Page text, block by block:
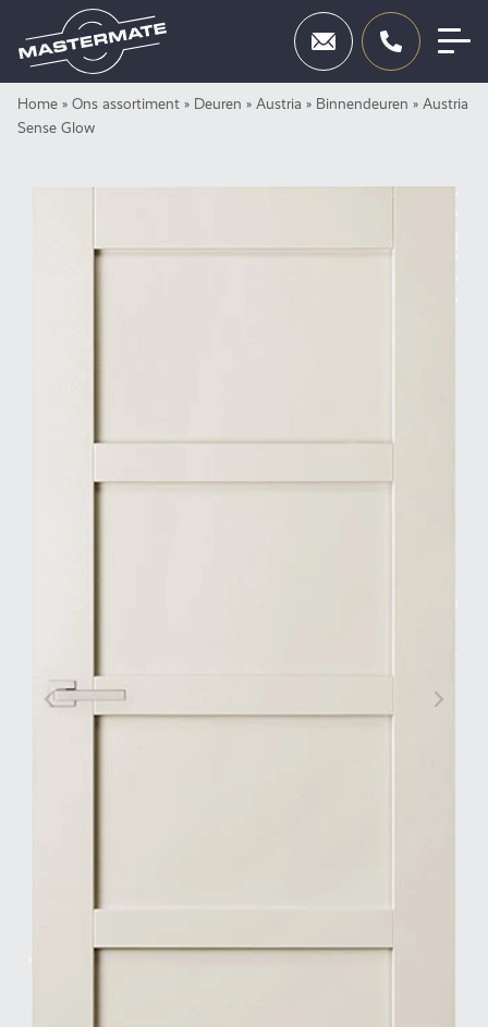
Skip
to
Deuren
Inbraakbeveiliging
Home » Ons assortiment » Deuren » Austria » Binnendeuren » Austria
Sense Glow